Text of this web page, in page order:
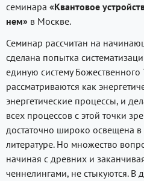
семинара «Квантовое
нем» в Москве.
Семинар рассчитан на
сделана попытка
единую систему
рассматриваются как
энергетические процессы, и
всех процессов с этой точки
достаточно широко освещена
литературе. Но множество
начиная с древних и
ченнелингами, не стыкуются. В